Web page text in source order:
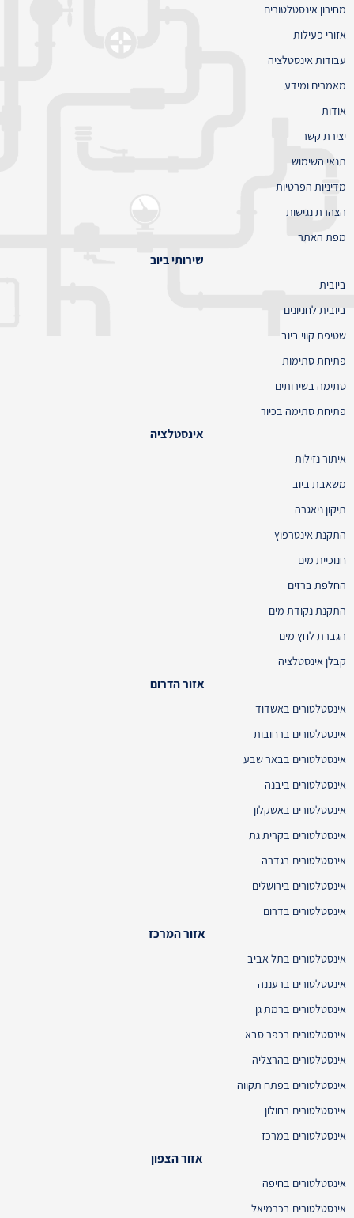
מחירון אינסטלטורים
אזורי פעילות
עבודות אינסטלציה
מאמרים ומידע
אודות
יצירת קשר
תנאי השימוש
מדיניות הפרטיות
הצהרת נגישות
מפת האתר
שירותי ביוב
ביובית
ביובית לחניונים
שטיפת קווי ביוב
פתיחת סתימות
סתימה בשירותים
פתיחת סתימה בכיור
אינסטלציה
איתור נזילות
משאבת ביוב
תיקון ניאגרה
התקנת אינטרפוץ
חנוכיית מים
החלפת ברזים
התקנת נקודת מים
הגברת לחץ מים
קבלן אינסטלציה
אזור הדרום
אינסטלטורים באשדוד
אינסטלטורים ברחובות
אינסטלטורים בבאר שבע
אינסטלטורים ביבנה
אינסטלטורים באשקלון
אינסטלטורים בקרית גת
אינסטלטורים בגדרה
אינסטלטורים בירושלים
אינסטלטורים בדרום
אזור המרכז
אינסטלטורים בתל אביב
אינסטלטורים ברעננה
אינסטלטורים ברמת גן
אינסטלטורים בכפר סבא
אינסטלטורים בהרצליה
אינסטלטורים בפתח תקווה
אינסטלטורים בחולון
אינסטלטורים במרכז
אזור הצפון
אינסטלטורים בחיפה
אינסטלטורים בכרמיאל